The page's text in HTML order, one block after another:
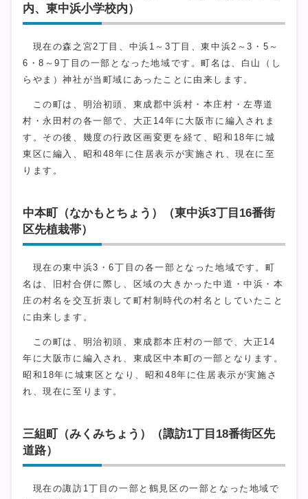
内、東中浜小学校内）
現在の森之宮2丁目、中浜1～3丁目、東中浜2～3・5～
6・8～9丁目の一部となった地域です。町名は、白山（し
らやま）神社が当町域にあったことに由来します。
この町は、明治初頭、東成郡中浜村・本庄村・左専道
村・永田村の各一部で、大正14年に大阪市に編入されま
す。その後、幾度の行政区画変更を経て、昭和18年に城
東区に編入、昭和48年に住居表示が実施され、現在に至
ります。
中本町（なかもとちょう）（東中浜3丁目16番街
区先植栽帯）
現在の東中浜3・6丁目の各一部となった地域です。町
名は、旧村合併に際し、区域の大きかった中道・中浜・本
庄の村名を交互折衷して町村制時代の村名としていたこと
に由来します。
この町は、明治初頭、東成郡本庄村の一部で、大正14
年に大阪市に編入され、東成区中本町の一部となります。
昭和18年に城東区となり、昭和48年に住居表示が実施さ
れ、現在に至ります。
三組町（みくみちょう）（諏訪1丁目18番街区先
道路）
現在の諏訪1丁目の一部と鶴見区の一部となった地域で